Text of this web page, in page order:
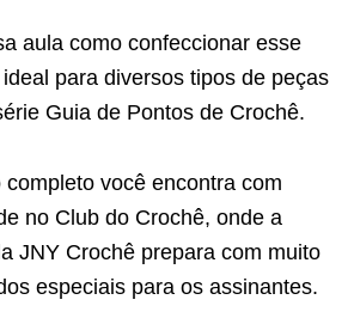
aula como confeccionar esse
para diversos tipos de peças
Guia de Pontos de Crochê.
completo você encontra com
no Club do Crochê, onde a
JNY Crochê prepara com muito
especiais para os assinantes.